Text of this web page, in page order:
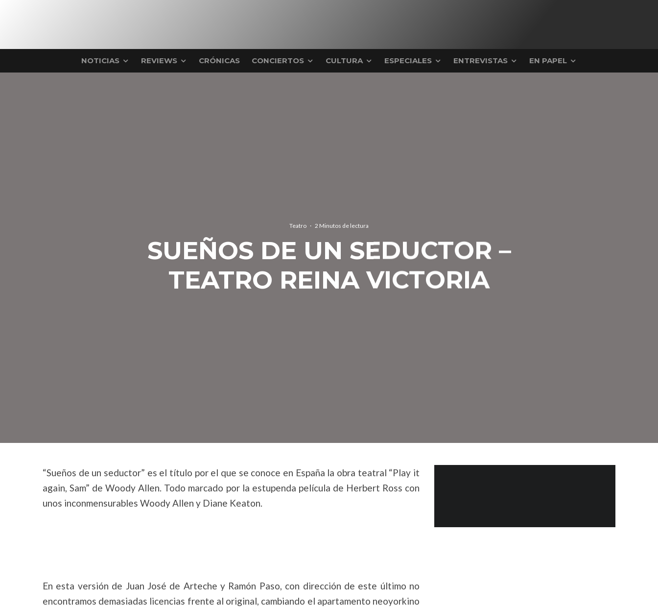
NOTICIAS REVIEWS CRÓNICAS CONCIERTOS CULTURA ESPECIALES ENTREVISTAS EN PAPEL
Teatro · 2 Minutos de lectura
SUEÑOS DE UN SEDUCTOR –
TEATRO REINA VICTORIA
“Sueños de un seductor” es el título por el que se conoce en España la obra teatral “Play it
again, Sam” de Woody Allen. Todo marcado por la estupenda película de Herbert Ross con
unos inconmensurables Woody Allen y Diane Keaton.
En esta versión de Juan José de Arteche y Ramón Paso, con dirección de este último no
encontramos demasiadas licencias frente al original, cambiando el apartamento neoyorkino